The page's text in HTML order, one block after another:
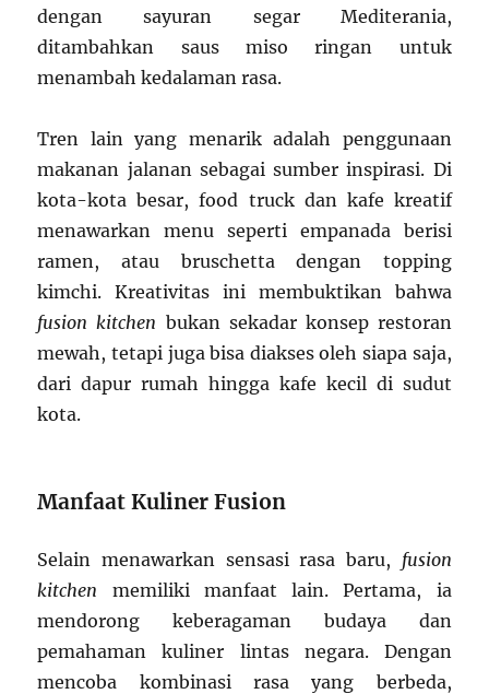
dengan sayuran segar Mediterania,
ditambahkan saus miso ringan untuk
menambah kedalaman rasa.
Tren lain yang menarik adalah penggunaan
makanan jalanan sebagai sumber inspirasi. Di
kota-kota besar, food truck dan kafe kreatif
menawarkan menu seperti empanada berisi
ramen, atau bruschetta dengan topping
kimchi. Kreativitas ini membuktikan bahwa
fusion kitchen bukan sekadar konsep restoran
mewah, tetapi juga bisa diakses oleh siapa saja,
dari dapur rumah hingga kafe kecil di sudut
kota.
Manfaat Kuliner Fusion
Selain menawarkan sensasi rasa baru, fusion
kitchen memiliki manfaat lain. Pertama, ia
mendorong keberagaman budaya dan
pemahaman kuliner lintas negara. Dengan
mencoba kombinasi rasa yang berbeda,